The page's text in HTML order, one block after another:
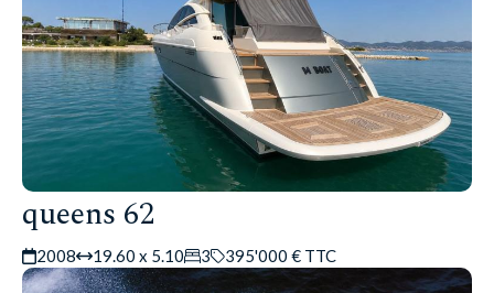
queens 62
2008 19.60 x 5.10 3 395'000 € TTC